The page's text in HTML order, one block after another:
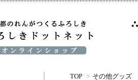
TOP > その他グッズ